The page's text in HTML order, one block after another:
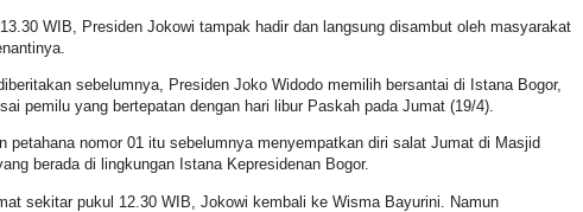
WIB, Presiden Jokowi tampak hadir dan langsung disambut oleh masyarakat
sebelumnya, Presiden Joko Widodo memilih bersantai di Istana Bogor,
pemilu yang bertepatan dengan hari libur Paskah pada Jumat (19/4).
petahana nomor 01 itu sebelumnya menyempatkan diri salat Jumat di Masjid
berada di lingkungan Istana Kepresidenan Bogor.
sekitar pukul 12.30 WIB, Jokowi kembali ke Wisma Bayurini. Namun